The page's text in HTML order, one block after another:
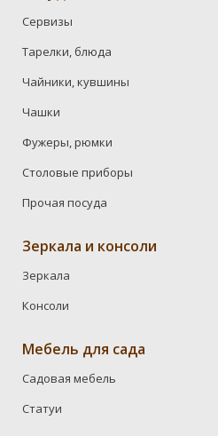
Сервизы
Тарелки, блюда
Чайники, кувшины
Чашки
Фужеры, рюмки
Столовые приборы
Прочая посуда
Зеркала и консоли
Зеркала
Консоли
Мебель для сада
Садовая мебель
Статуи